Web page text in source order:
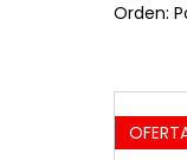
Orden: